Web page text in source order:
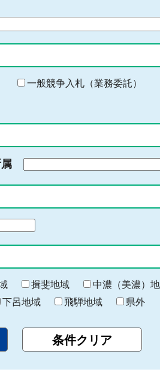
一般競争入札（業務委託）
揖斐地域 中濃（美濃）
下呂地域 飛騨地域 県外